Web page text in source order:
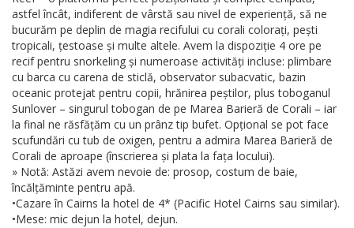
astfel încât, indiferent de vârstă sau nivel de experiență, să ne
bucurăm pe deplin de magia recifului cu corali colorați, pești
tropicali, țestoase și multe altele. Avem la dispoziție 4 ore pe
recif pentru snorkeling și numeroase activități incluse: plimbare
cu barca cu carena de sticlă, observator subacvatic, bazin
oceanic protejat pentru copii, hrănirea peștilor, plus toboganul
Sunlover – singurul tobogan de pe Marea Barieră de Corali – iar
la final ne răsfățăm cu un prânz tip bufet. Opțional se pot face
scufundări cu tub de oxigen, pentru a admira Marea Barieră de
Corali de aproape (înscrierea și plata la fața locului).
» Notă: Astăzi avem nevoie de: prosop, costum de baie,
încălțăminte pentru apă.
•Cazare în Cairns la hotel de 4* (Pacific Hotel Cairns sau similar).
•Mese: mic dejun la hotel, dejun.